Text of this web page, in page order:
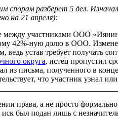
разберет 5 дел.
на 21 апреля):
между участниками ООО
42%-ную долю в ООО.
устав требует получать
округа, истец пропустил
письма, полученного в
что участник узнал
права, а не просто
был подан лишь с